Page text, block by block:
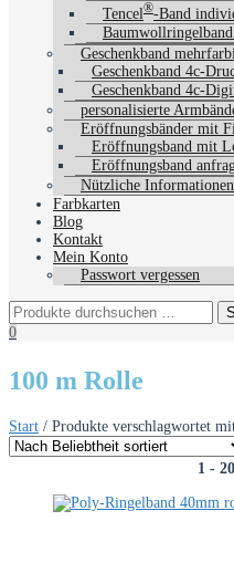
Tencel®-Band
Geschenkband
Geschenkband 4c-
Geschenkband 4c-
personalisierte
Eröffnungsbänder mit
Eröffnungsband mit
Eröffnungsband
Nützliche Informationen
Farbkarten
Blog
Kontakt
Mein Konto
Passwort vergessen
0
100 m Rolle
Start / Produkte verschlagwortet
1 - 20